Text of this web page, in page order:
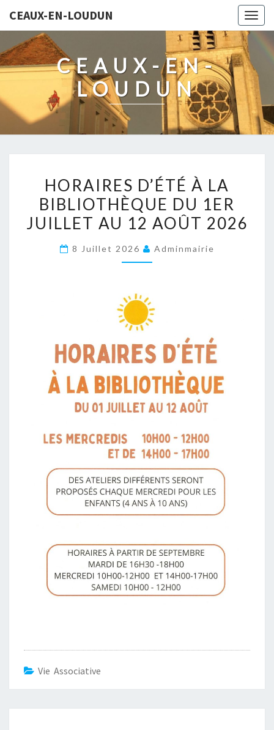
CEAUX-EN-LOUDUN
CEAUX-EN-
LOUDUN
D’ÉTÉ
À
LA
DU
AU
12
2026
HORAIRES D’ÉTÉ À LA
BIBLIOTHÈQUE DU 1ER
JUILLET AU 12 AOÛT 2026
8 Juillet 2026 Adminmairie
Vie Associative